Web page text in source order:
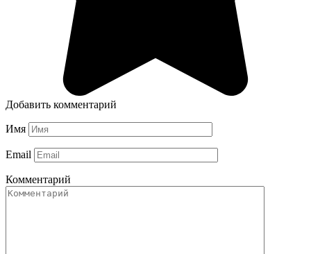
Добавить комментарий
Имя
Email
Комментарий